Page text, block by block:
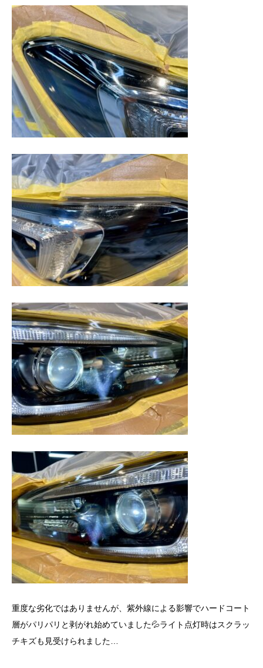
重度な劣化ではありませんが、紫外線による影響でハードコート
層がパリパリと剥がれ始めていました💦ライト点灯時はスクラッ
チキズも見受けられました…